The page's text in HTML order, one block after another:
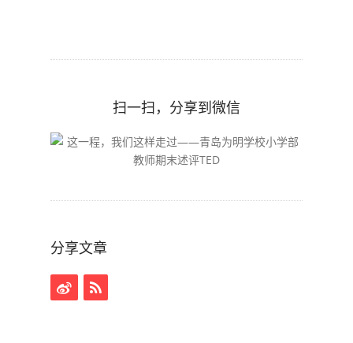
扫一扫，分享到微信
分享文章